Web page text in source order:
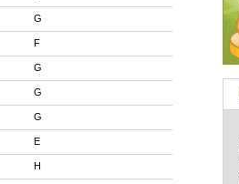
G
F
G
G
G
E
H